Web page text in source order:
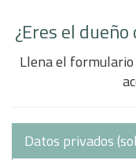
¿Eres el dueño
Llena el
Datos privados